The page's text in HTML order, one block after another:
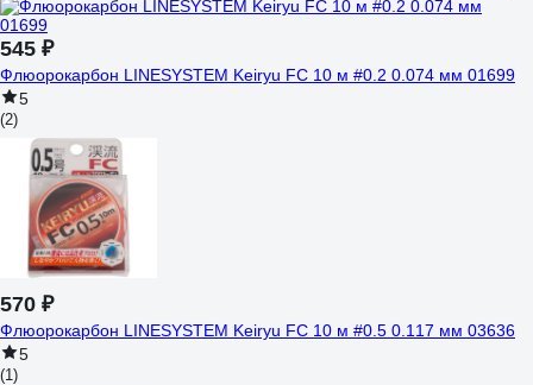
545 ₽
Флюорокарбон LINESYSTEM Keiryu FC 10 м #0.2 0.074 мм 01699
5
(2)
570 ₽
Флюорокарбон LINESYSTEM Keiryu FC 10 м #0.5 0.117 мм 03636
5
(1)